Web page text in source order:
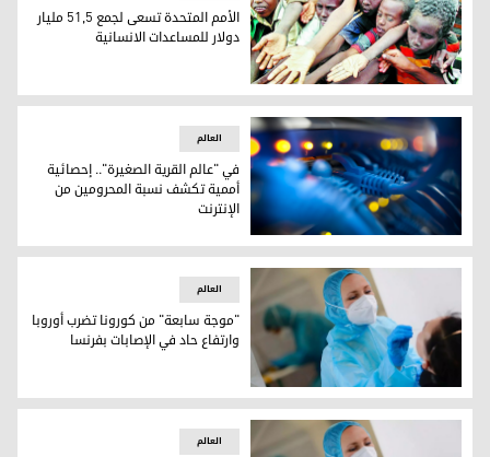
الأمم المتحدة تسعى لجمع 51,5 مليار دولار للمساعدات الانسانية
الأمم المتحدة تسعى لجمع 51,5 مليار
دولار للمساعدات الانسانية
صورة ارشيفية
العالم
في "عالم القرية الصغيرة".. إحصائية
أممية تكشف نسبة المحرومين من
الإنترنت
"موجة سابعة" من كورونا تضرب أوروبا وارتفاع حاد في الإصابات
العالم
"موجة سابعة" من كورونا تضرب أوروبا
وارتفاع حاد في الإصابات بفرنسا
العالم